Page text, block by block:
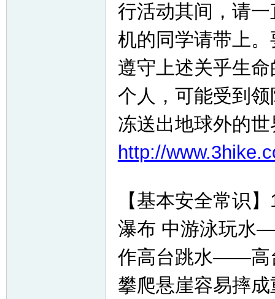
行活动其间，请
机的同学请带上
遵守上述关乎生
个人，可能受到
冻送出地球外的世
http://
【基本安全常识
瀑布 中游泳玩水
作高台跳水——高
攀爬悬崖容易摔